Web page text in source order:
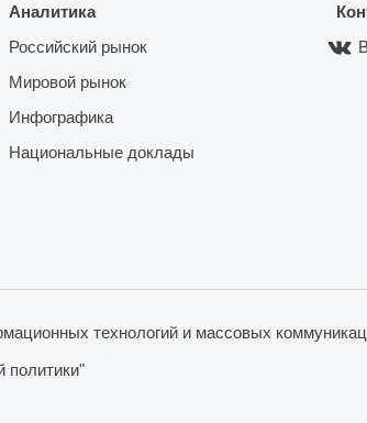
Аналитика
Российский рынок
Мировой рынок
Инфографика
Национальные доклады
технологий и массовых
политики"